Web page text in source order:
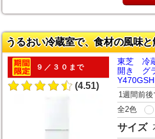
うるおい冷蔵室で、食材の風味
９／３０まで
(4.51)
東芝 冷
開き グ
1週間前
全2色
サイズ